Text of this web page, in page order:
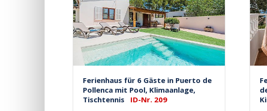
Ferienhaus für 6 Gäste in Puerto de
Pollenca mit Pool, Klimaanlage,
Tischtennis
ID-Nr. 209